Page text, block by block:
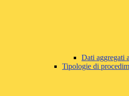
Dati aggregati
Tipologie di